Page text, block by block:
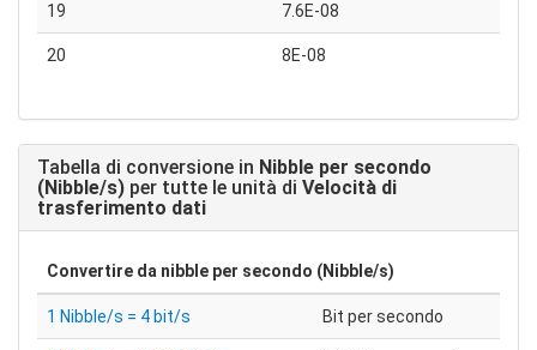
19 7.6E-08
20 8E-08
Tabella di conversione in Nibble per secondo
(Nibble/s) per tutte le unità di Velocità di
trasferimento dati
Convertire da nibble per secondo (Nibble/s)
1 Nibble/s = 4 bit/s Bit per secondo